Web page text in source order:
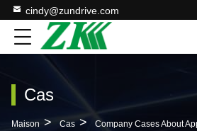
cindy@zundrive.com
Cas
Maison > Cas > Company Cases About Application Des Convertisseurs De